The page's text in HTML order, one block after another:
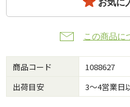
この商品に
商品コード
1088627
出荷目安
3～4営業日